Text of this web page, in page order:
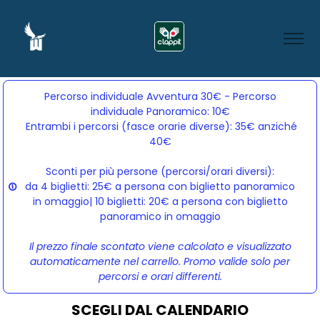
Percorso individuale Avventura 30€ - Percorso
individuale Panoramico: 10€
Entrambi i percorsi (fasce orarie diverse): 35€ anziché
40€
Sconti per più persone (percorsi/orari diversi):
da 4 biglietti: 25€ a persona con biglietto panoramico
in omaggio| 10 biglietti: 20€ a persona con biglietto
panoramico in omaggio
Il prezzo finale scontato viene calcolato e visualizzato
automaticamente nel carrello. Promo valide solo per
percorsi e orari differenti.
SCEGLI DAL CALENDARIO